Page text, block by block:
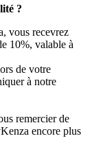
?
vous recevrez
10%, valable à
de votre
à notre
remercier de
encore plus